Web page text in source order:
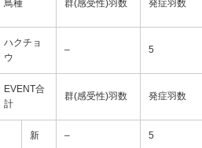
鳥種 群(感受性)羽数 発症羽数
ハクチョ
ウ
– 5
EVENT合
計
群(感受性)羽数 発症羽数
新 – 5